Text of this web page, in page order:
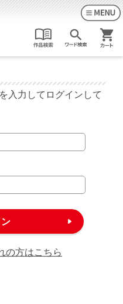
入力してログインして
の方はこちら